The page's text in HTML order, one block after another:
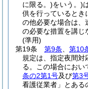
に限る。)をいう。)
供を行っているとき
の他必要な場合は、
の必要な措置を講じ
(準用)
第19条
第9条 第10
規定は、指定夜間対
る。
この場合におい
条の2第1号及び第3
看護従業者」とある